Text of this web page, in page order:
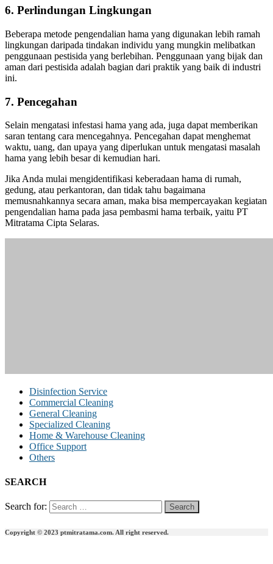
6. Perlindungan Lingkungan
Beberapa metode pengendalian hama yang digunakan lebih ramah
lingkungan daripada tindakan individu yang mungkin melibatkan
penggunaan pestisida yang berlebihan. Penggunaan yang bijak dan
aman dari pestisida adalah bagian dari praktik yang baik di industri
ini.
7. Pencegahan
Selain mengatasi infestasi hama yang ada, juga dapat memberikan
saran tentang cara mencegahnya. Pencegahan dapat menghemat
waktu, uang, dan upaya yang diperlukan untuk mengatasi masalah
hama yang lebih besar di kemudian hari.
Jika Anda mulai mengidentifikasi keberadaan hama di rumah,
gedung, atau perkantoran, dan tidak tahu bagaimana
memusnahkannya secara aman, maka bisa mempercayakan kegiatan
pengendalian hama pada jasa pembasmi hama terbaik, yaitu PT
Mitratama Cipta Selaras.
Disinfection Service
Commercial Cleaning
General Cleaning
Specialized Cleaning
Home & Warehouse Cleaning
Office Support
Others
SEARCH
Search for:
Copyright © 2023 ptmitratama.com. All right reserved.